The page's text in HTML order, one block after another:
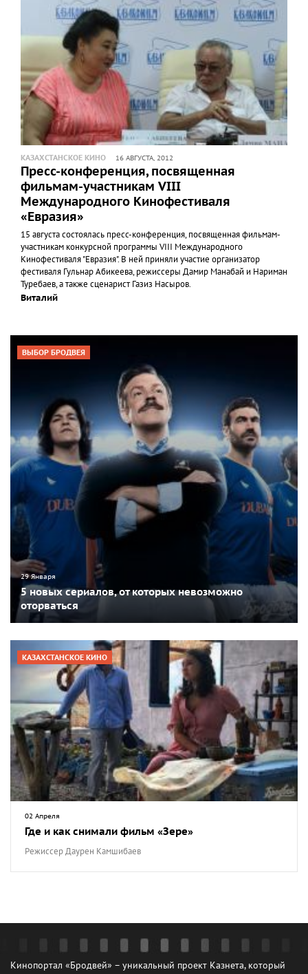
КАЗАХСТАНСКОЕ КИНО 16 АВГУСТА, 2012
Пресс-конференция, посвященная
фильмам-участникам VIII
Международного Кинофестиваля
«Евразия»
15 августа состоялась пресс-конференция, посвященная фильмам-
участникам конкурсной программы VIII Международного
Кинофестиваля "Евразия". В ней приняли участие организатор
фестиваля Гульнар Абикеева, режиссеры Дамир Манабай и Нариман
Туребаев, а также сценарист Газиз Насыров.
Виталий
ВЫБОР БРОДВЕЯ
29 Января
5 новых сериалов, от которых невозможно
оторваться
КАЗАХСТАНСКОЕ КИНО
02 Апреля
Где и как снимали фильм «Зере»
Режиссер Даурен Камшибаев
Кинопортал «Бродвей» – уникальный проект Казнета, который